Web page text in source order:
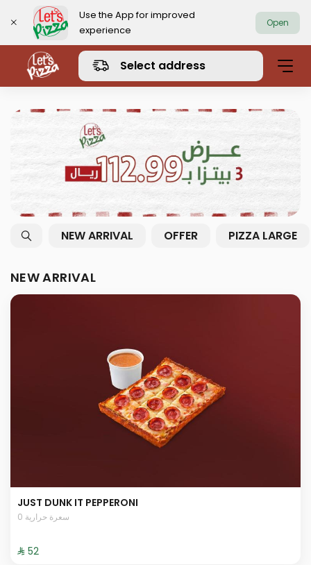
https://www.letspizza.sa/admin/promotion
Use the App for improved
experience
Open
Select address
NEW ARRIVAL OFFER PIZZA LARGE
NEW ARRIVAL
JUST DUNK IT PEPPERONI
0 سعرة حرارية
⁨⁦‪‬ 52⁩